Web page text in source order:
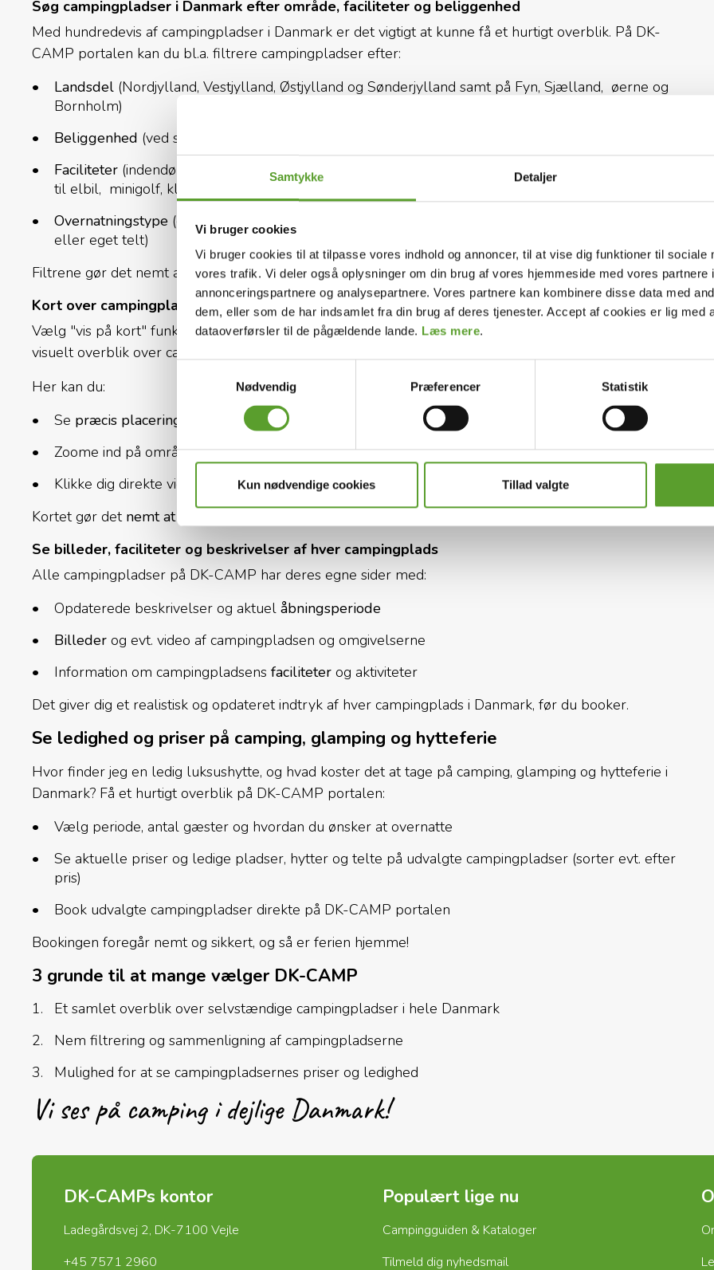
Samtykke Detaljer
Vi bruger cookies
Vi bruger cookies til at tilpasse vores indhold og annoncer, til at vise dig funktioner til sociale
vores trafik. Vi deler også oplysninger om din brug af vores hjemmeside med vores partnere
annonceringspartnere og analysepartnere. Vores partnere kan kombinere disse data med
dem, eller som de har indsamlet fra din brug af deres tjenester. Accept af cookies er lig med
dataoverførsler til de pågældende lande. Læs mere.
Nødvendig
Præferencer Statistik
Kun nødvendige cookies Tillad valgte
Søg campingpladser i Danmark efter område, faciliteter og beliggenhed
Med hundredevis af campingpladser i Danmark er det vigtigt at kunne få et hurtigt overblik. På DK-
CAMP portalen kan du bl.a. filtrere campingpladser efter:
Landsdel (Nordjylland, Vestjylland, Østjylland og Sønderjylland samt på Fyn, Sjælland, øerne og
Bornholm)
Beliggenhed (ved strand, fiskesø, by mv.)
Faciliteter (indendørs eller udendørs pool, badeland, wellnessfaciliteter, hoppepude, ladestander
til elbil, minigolf, klappedyr, kiosk, restaurant, udlejning af cykler, kano eller kajak m.m.)
Overnatningstype (glampingtelt, safaritelt, hytte eller plads til egen campingvogn, autocamper
eller eget telt)
Filtrene gør det nemt at finde de bedste campingpladser i Danmark til dit behov.
Kort over campingpladser i Danmark
Vælg "vis på kort" funktionen her på hjemmesiden for at se det interaktive Danmarkskort med et
visuelt overblik over ca. 200 DK-CAMP campingpladser i hele landet.
Her kan du:
Se præcis placering
af alle campingpladser
Zoome ind på områder som f.eks. Vestkysten, Søhøjlandet eller Sydfyn
Klikke dig direkte videre til hver campingplads for mere info samt billeder
Kortet gør det nemt at planlægge din rute
Se billeder, faciliteter og beskrivelser af hver campingplads
Alle campingpladser på DK-CAMP har deres egne sider med:
Opdaterede beskrivelser og aktuel åbningsperiode
Billeder og evt. video af campingpladsen og omgivelserne
Information om campingpladsens faciliteter og aktiviteter
Det giver dig et realistisk og opdateret indtryk af hver campingplads i Danmark, før du booker.
Se ledighed og priser på camping, glamping og hytteferie
Hvor finder jeg en ledig luksushytte, og hvad koster det at tage på camping, glamping og hytteferie i
Danmark? Få et hurtigt overblik på DK-CAMP portalen:
Vælg periode, antal gæster og hvordan du ønsker at overnatte
Se aktuelle priser og ledige pladser, hytter og telte på udvalgte campingpladser (sorter evt. efter
pris)
Book udvalgte campingpladser direkte på DK-CAMP portalen
Bookingen foregår nemt og sikkert, og så er ferien hjemme!
3 grunde til at mange vælger DK-CAMP
Et samlet overblik over selvstændige campingpladser i hele Danmark
Nem filtrering og sammenligning af campingpladserne
Mulighed for at se campingpladsernes priser og ledighed
Vi ses på camping i dejlige Danmark!
DK-CAMPs kontor
Ladegårdsvej 2, DK-7100 Vejle
+45 7571 2960
Populært lige nu
Campingguiden & Kataloger
Tilmeld dig nyhedsmail